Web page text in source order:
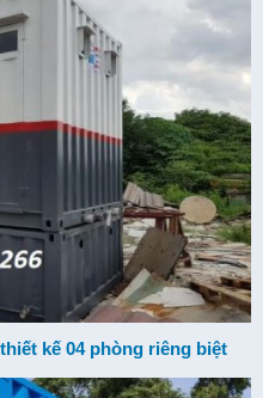
kế 04 phòng riêng biệt